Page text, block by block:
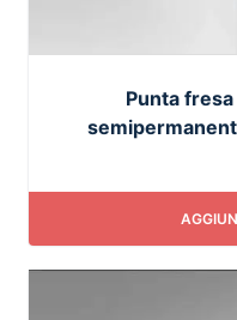
Punta